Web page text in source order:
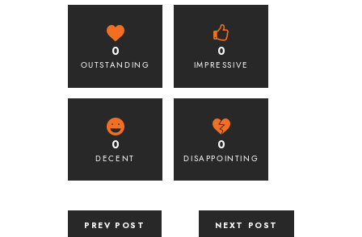
0
OUTSTANDING
0
IMPRESSIVE
0
DECENT
0
DISAPPOINTING
PREV POST NEXT POST